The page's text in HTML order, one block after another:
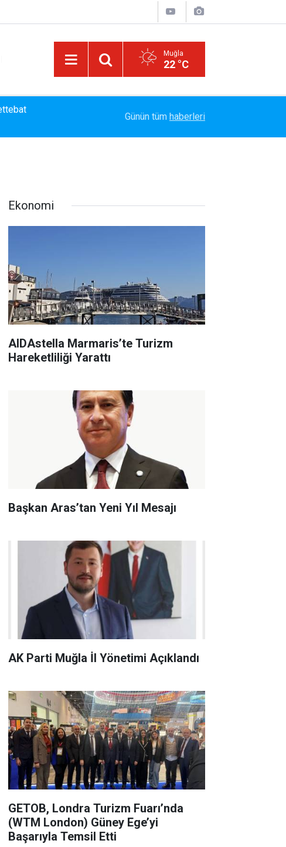
Muğla
22 °C
Bayram Arıcı: "Biz Bir Aileyiz" Anlayışıyla 12
Günün tüm haberleri
Ekonomi
AIDAstella Marmaris’te Turizm
Hareketliliği Yarattı
Başkan Aras’tan Yeni Yıl Mesajı
AK Parti Muğla İl Yönetimi Açıklandı
GETOB, Londra Turizm Fuarı’nda
(WTM London) Güney Ege’yi
Başarıyla Temsil Etti